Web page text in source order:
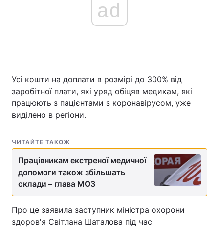
Головна Війна
Економіка Світ
Спорт
Техно і зв'язок
Зброя Інциденти
ad
Усі кошти на доплати в розмірі до 300% від
заробітної плати, які уряд обіцяв медикам, які
працюють з пацієнтами з коронавірусом, уже
виділено в регіони.
ЧИТАЙТЕ ТАКОЖ
Працівникам екстреної медичної
допомоги також збільшать
оклади – глава МОЗ
Про це заявила заступник міністра охорони
здоров'я Світлана Шаталова під час